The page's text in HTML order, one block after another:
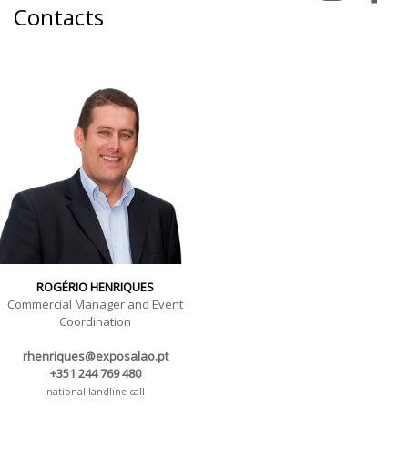
Contacts
ROGÉRIO HENRIQUES
Commercial Manager and Event
Coordination
rhenriques@exposalao.pt
+351 244 769 480
national landline call